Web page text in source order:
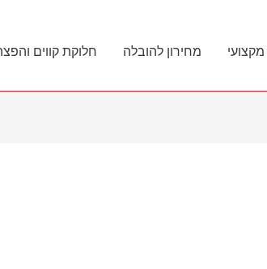
מחירון להובלה חלוקת קווים